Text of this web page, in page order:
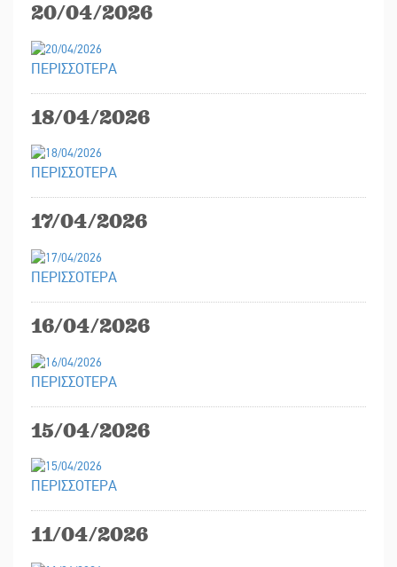
20/04/2026
ΠΕΡΙΣΣΟΤΕΡΑ
18/04/2026
ΠΕΡΙΣΣΟΤΕΡΑ
17/04/2026
ΠΕΡΙΣΣΟΤΕΡΑ
16/04/2026
ΠΕΡΙΣΣΟΤΕΡΑ
15/04/2026
ΠΕΡΙΣΣΟΤΕΡΑ
11/04/2026